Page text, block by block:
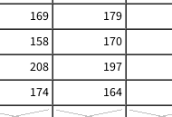
169 179
158 170
208 197
174 164